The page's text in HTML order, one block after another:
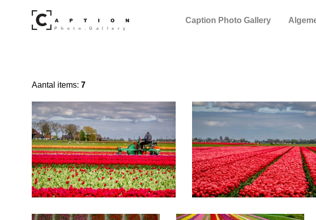
Caption Photo Gallery
Aantal items: 7